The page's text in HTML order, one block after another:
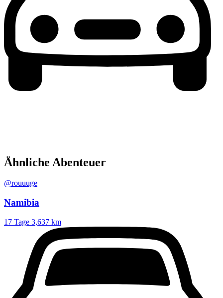
Ähnliche Abenteuer
@rouuuge
Namibia
17 Tage 3,637 km